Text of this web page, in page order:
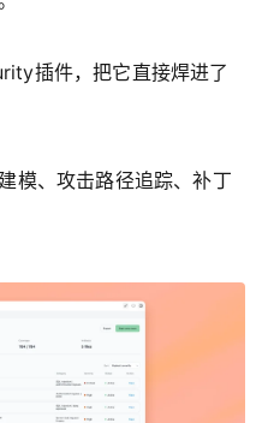
插件，把它直接焊进了
模、攻击路径追踪、补丁